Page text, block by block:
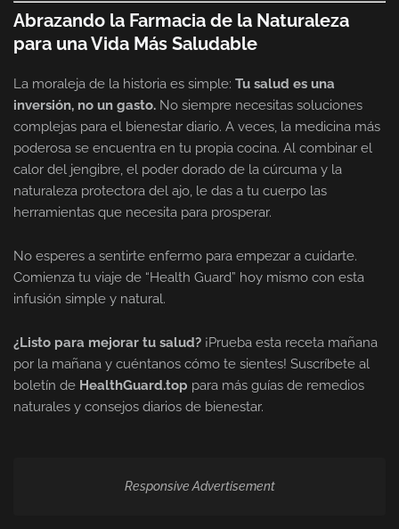
Abrazando la Farmacia de la Naturaleza
para una Vida Más Saludable
La moraleja de la historia es simple: Tu salud es una
inversión, no un gasto. No siempre necesitas soluciones
complejas para el bienestar diario. A veces, la medicina más
poderosa se encuentra en tu propia cocina. Al combinar el
calor del jengibre, el poder dorado de la cúrcuma y la
naturaleza protectora del ajo, le das a tu cuerpo las
herramientas que necesita para prosperar.
No esperes a sentirte enfermo para empezar a cuidarte.
Comienza tu viaje de “Health Guard” hoy mismo con esta
infusión simple y natural.
¿Listo para mejorar tu salud? ¡Prueba esta receta mañana
por la mañana y cuéntanos cómo te sientes! Suscríbete al
boletín de HealthGuard.top para más guías de remedios
naturales y consejos diarios de bienestar.
Responsive Advertisement